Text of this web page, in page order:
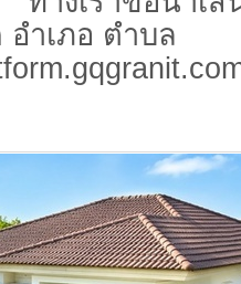
ำเภอ ตำบล